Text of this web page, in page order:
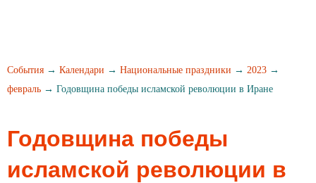
События → Календари → Национальные праздники → 2023 →
февраль → Годовщина победы исламской революции в Иране
Годовщина победы
исламской революции в